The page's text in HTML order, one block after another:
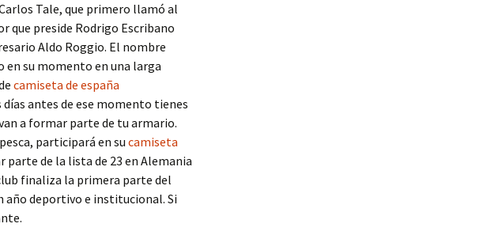
Tale, que primero llamó al
que preside Rodrigo Escribano
Aldo Roggio. El nombre
en su momento en una larga
camiseta de españa
antes de ese momento tienes
a formar parte de tu armario.
participará en su camiseta
de la lista de 23 en Alemania
finaliza la primera parte del
año deportivo e institucional. Si